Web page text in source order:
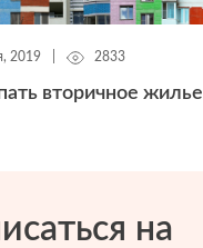
2019 2833
вторичное жилье
на